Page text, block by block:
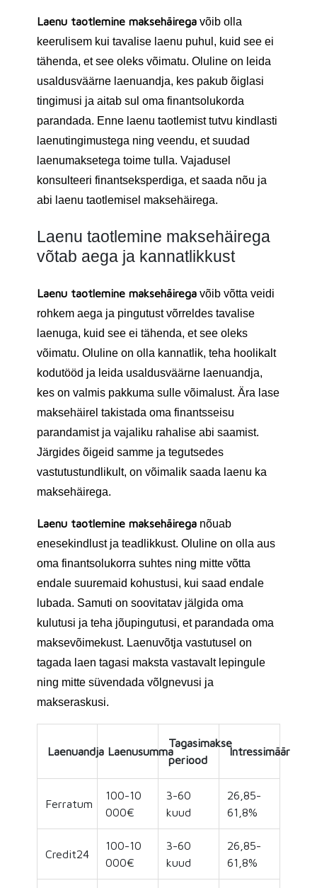
Laenu taotlemine maksehäirega võib olla
keerulisem kui tavalise laenu puhul, kuid see ei
tähenda, et see oleks võimatu. Oluline on leida
usaldusväärne laenuandja, kes pakub õiglasi
tingimusi ja aitab sul oma finantsolukorda
parandada. Enne laenu taotlemist tutvu kindlasti
laenutingimustega ning veendu, et suudad
laenumaksetega toime tulla. Vajadusel
konsulteeri finantseksperdiga, et saada nõu ja
abi laenu taotlemisel maksehäirega.
Laenu taotlemine maksehäirega
võtab aega ja kannatlikkust
Laenu taotlemine maksehäirega võib võtta veidi
rohkem aega ja pingutust võrreldes tavalise
laenuga, kuid see ei tähenda, et see oleks
võimatu. Oluline on olla kannatlik, teha hoolikalt
kodutööd ja leida usaldusväärne laenuandja,
kes on valmis pakkuma sulle võimalust. Ära lase
maksehäirel takistada oma finantsseisu
parandamist ja vajaliku rahalise abi saamist.
Järgides õigeid samme ja tegutsedes
vastutustundlikult, on võimalik saada laenu ka
maksehäirega.
Laenu taotlemine maksehäirega nõuab
enesekindlust ja teadlikkust. Oluline on olla aus
oma finantsolukorra suhtes ning mitte võtta
endale suuremaid kohustusi, kui saad endale
lubada. Samuti on soovitatav jälgida oma
kulutusi ja teha jõupingutusi, et parandada oma
maksevõimekust. Laenuvõtja vastutusel on
tagada laen tagasi maksta vastavalt lepingule
ning mitte süvendada võlgnevusi ja
makseraskusi.
Laenuandja Laenusumma
Tagasimakse
periood
Intressimäär
Ferratum
100-10
000€
3-60
kuud
26,85-
61,8%
Credit24
100-10
000€
3-60
kuud
26,85-
61,8%